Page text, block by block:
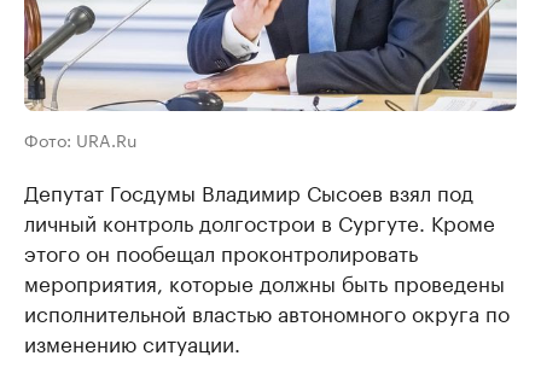
Фото: URA.Ru
Депутат Госдумы Владимир Сысоев взял под
личный контроль долгострои в Сургуте. Кроме
этого он пообещал проконтролировать
мероприятия, которые должны быть проведены
исполнительной властью автономного округа по
изменению ситуации.